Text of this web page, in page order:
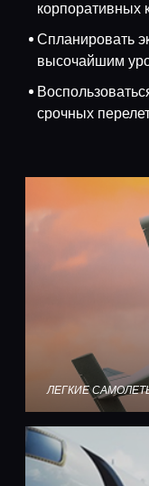
корпоративных
Спланировать
высочайшим
срочных
ЛЕГКИЕ